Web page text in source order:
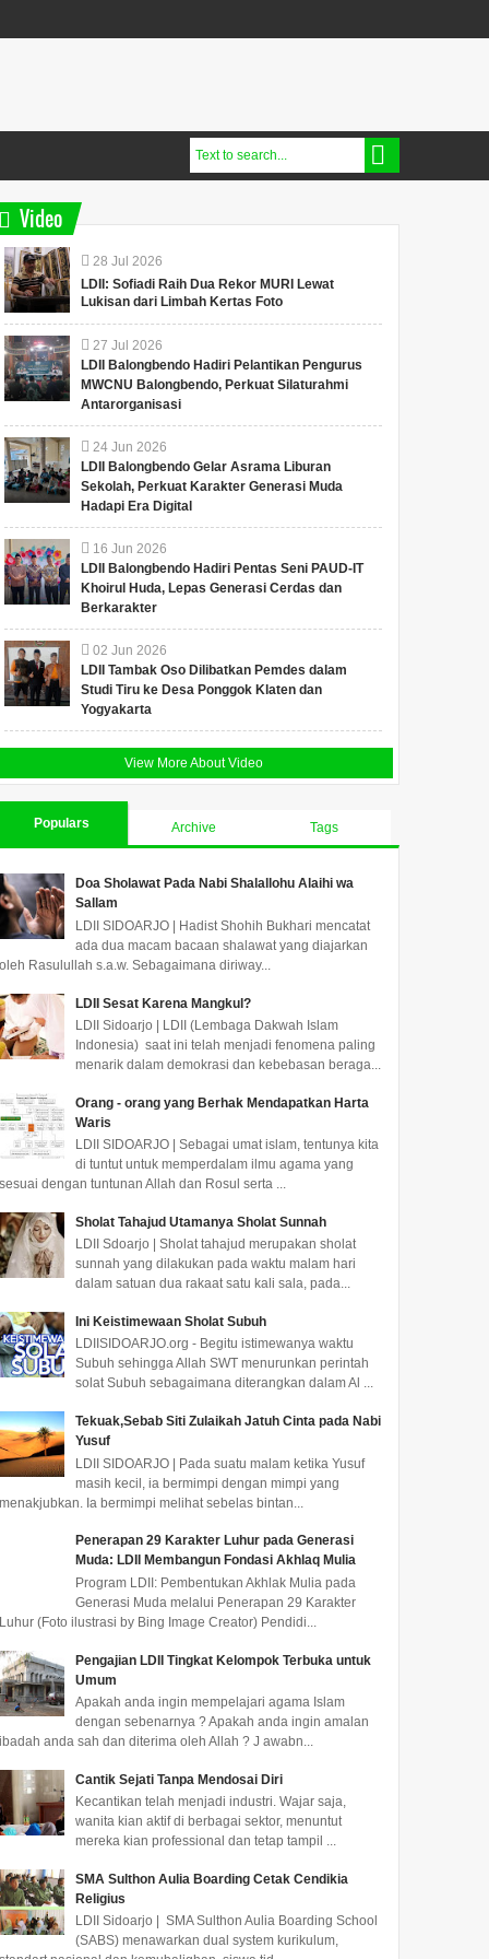
Video
28 Jul 2026
LDII: Sofiadi Raih Dua Rekor MURI Lewat
Lukisan dari Limbah Kertas Foto
27 Jul 2026
LDII Balongbendo Hadiri Pelantikan Pengurus
MWCNU Balongbendo, Perkuat Silaturahmi
Antarorganisasi
24 Jun 2026
LDII Balongbendo Gelar Asrama Liburan
Sekolah, Perkuat Karakter Generasi Muda
Hadapi Era Digital
16 Jun 2026
LDII Balongbendo Hadiri Pentas Seni PAUD-IT
Khoirul Huda, Lepas Generasi Cerdas dan
Berkarakter
02 Jun 2026
LDII Tambak Oso Dilibatkan Pemdes dalam
Studi Tiru ke Desa Ponggok Klaten dan
Yogyakarta
View More About Video
Populars Archive Tags
Doa Sholawat Pada Nabi Shalallohu Alaihi wa
Sallam
LDII SIDOARJO | Hadist Shohih Bukhari mencatat
ada dua macam bacaan shalawat yang diajarkan
oleh Rasulullah s.a.w. Sebagaimana diriway...
LDII Sesat Karena Mangkul?
LDII Sidoarjo | LDII (Lembaga Dakwah Islam
Indonesia) saat ini telah menjadi fenomena paling
menarik dalam demokrasi dan kebebasan beraga...
Orang - orang yang Berhak Mendapatkan Harta
Waris
LDII SIDOARJO | Sebagai umat islam, tentunya kita
di tuntut untuk memperdalam ilmu agama yang
sesuai dengan tuntunan Allah dan Rosul serta ...
Sholat Tahajud Utamanya Sholat Sunnah
LDII Sdoarjo | Sholat tahajud merupakan sholat
sunnah yang dilakukan pada waktu malam hari
dalam satuan dua rakaat satu kali sala, pada...
Ini Keistimewaan Sholat Subuh
LDIISIDOARJO.org - Begitu istimewanya waktu
Subuh sehingga Allah SWT menurunkan perintah
solat Subuh sebagaimana diterangkan dalam Al ...
Tekuak,Sebab Siti Zulaikah Jatuh Cinta pada Nabi
Yusuf
LDII SIDOARJO | Pada suatu malam ketika Yusuf
masih kecil, ia bermimpi dengan mimpi yang
menakjubkan. Ia bermimpi melihat sebelas bintan...
Penerapan 29 Karakter Luhur pada Generasi
Muda: LDII Membangun Fondasi Akhlaq Mulia
Program LDII: Pembentukan Akhlak Mulia pada
Generasi Muda melalui Penerapan 29 Karakter
Luhur (Foto ilustrasi by Bing Image Creator) Pendidi...
Pengajian LDII Tingkat Kelompok Terbuka untuk
Umum
Apakah anda ingin mempelajari agama Islam
dengan sebenarnya ? Apakah anda ingin amalan
ibadah anda sah dan diterima oleh Allah ? J awabn...
Cantik Sejati Tanpa Mendosai Diri
Kecantikan telah menjadi industri. Wajar saja,
wanita kian aktif di berbagai sektor, menuntut
mereka kian professional dan tetap tampil ...
SMA Sulthon Aulia Boarding Cetak Cendikia
Religius
LDII Sidoarjo | SMA Sulthon Aulia Boarding School
(SABS) menawarkan dual system kurikulum,